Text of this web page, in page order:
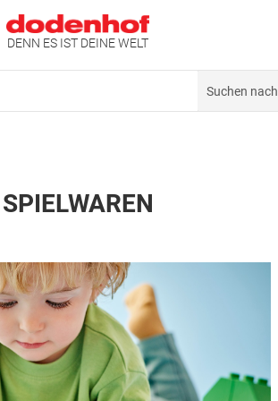
DENN ES IST DEINE WELT
SPIELWAREN